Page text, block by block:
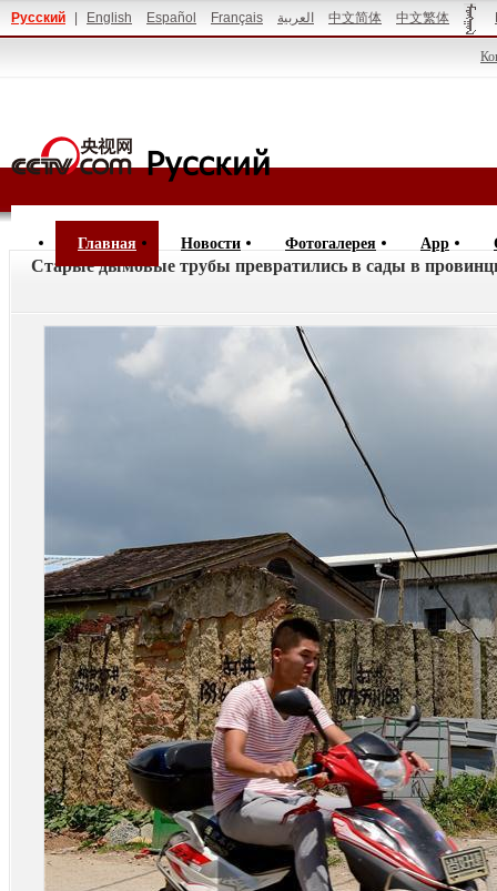
Русский English Español Français العربية 中文简体 中文繁体
Главная Новости Фотогалерея App
Старые дымовые трубы превратились в сады в